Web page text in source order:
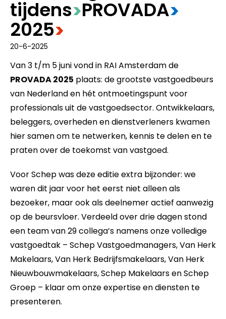
tijdens>​PROVADA>
2025>
20-6-2025
Van 3 t/m 5 juni vond in RAI Amsterdam de
PROVADA 2025 plaats: de grootste vastgoedbeurs
van Nederland en hét ontmoetingspunt voor
professionals uit de vastgoedsector. Ontwikkelaars,
beleggers, overheden en dienstverleners kwamen
hier samen om te netwerken, kennis te delen en te
praten over de toekomst van vastgoed.
Voor Schep was deze editie extra bijzonder: we
waren dit jaar voor het eerst niet alleen als
bezoeker, maar ook als deelnemer actief aanwezig
op de beursvloer. Verdeeld over drie dagen stond
een team van 29 collega’s namens onze volledige
vastgoedtak – Schep Vastgoedmanagers, Van Herk
Makelaars, Van Herk Bedrijfsmakelaars, Van Herk
Nieuwbouwmakelaars, Schep Makelaars en Schep
Groep – klaar om onze expertise en diensten te
presenteren.